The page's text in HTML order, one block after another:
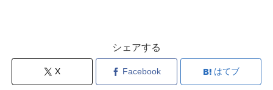
シェアする
X Facebook はてブ